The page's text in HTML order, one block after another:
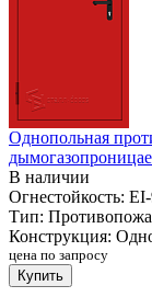
Однопольная
В наличии
Огнестойкость:
Тип:
Конструкция:
цена по запросу
Купить